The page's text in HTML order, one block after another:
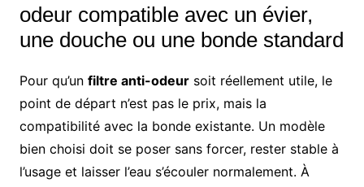
odeur compatible avec un évier,
une douche ou une bonde standard
Pour qu’un filtre anti-odeursoit réellement utile, le
point de départ n’est pas le prix, mais la
compatibilité avec la bonde existante. Un modèle
bien choisi doit se poser sans forcer, rester stable à
l’usage et laisser l’eau s’écouler normalement. À